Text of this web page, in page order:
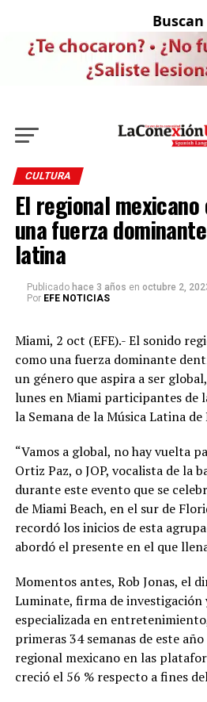
Buscan
CULTURA
El regional
una fuerza
latina
Publicado hace 3 años en octubre 2,
Por EFE NOTICIAS
Miami, 2 oct (EFE).- El sonido
como una fuerza dominante
un género que aspira a ser
lunes en Miami participantes de
la Semana de la Música Latina
“Vamos a global, no hay vuelta
Ortiz Paz, o JOP, vocalista de la
durante este evento que se
de Miami Beach, en el sur de
recordó los inicios de esta
abordó el presente en el que
Momentos antes, Rob Jonas, el
Luminate, firma de investigación
especializada en
primeras 34 semanas de este
regional mexicano en las
creció el 56 % respecto a fines